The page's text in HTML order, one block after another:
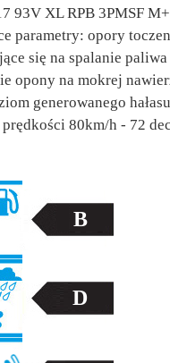
93V XL RPB 3PMSF
parametry: opory
się na spalanie
opony na mokrej
generowanego
80km/h - 72
B
D